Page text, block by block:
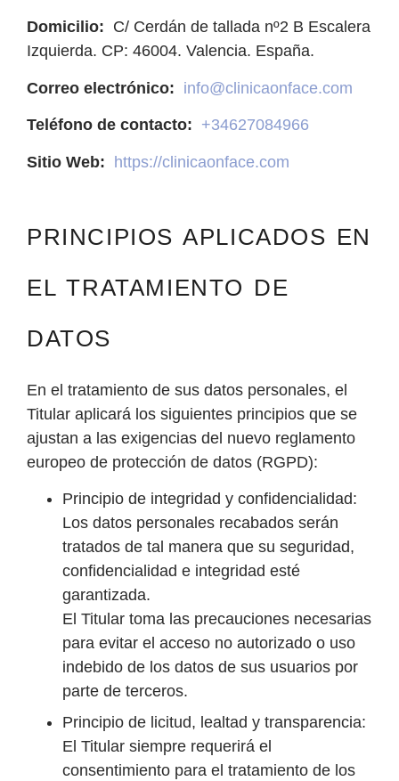
Domicilio: C/ Cerdán de tallada nº2 B Escalera
Izquierda. CP: 46004. Valencia. España.
Correo electrónico: info@clinicaonface.com
Teléfono de contacto: +34627084966
Sitio Web: https://clinicaonface.com
PRINCIPIOS APLICADOS EN
EL TRATAMIENTO DE
DATOS
En el tratamiento de sus datos personales, el
Titular aplicará los siguientes principios que se
ajustan a las exigencias del nuevo reglamento
europeo de protección de datos (RGPD):
Principio de integridad y confidencialidad:
Los datos personales recabados serán
tratados de tal manera que su seguridad,
confidencialidad e integridad esté
garantizada.
El Titular toma las precauciones necesarias
para evitar el acceso no autorizado o uso
indebido de los datos de sus usuarios por
parte de terceros.
Principio de licitud, lealtad y transparencia:
El Titular siempre requerirá el
consentimiento para el tratamiento de los